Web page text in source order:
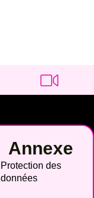
Annexe
Protection des
données